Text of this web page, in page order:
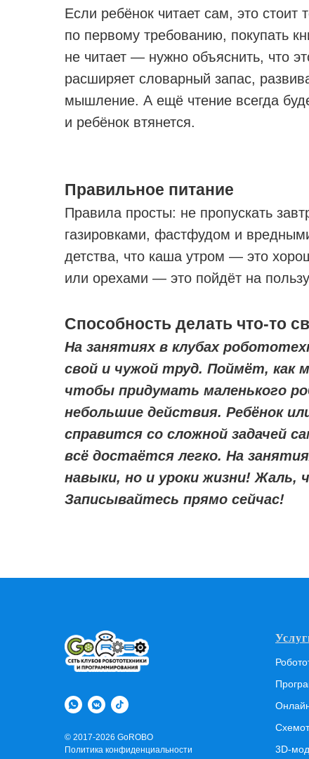
Если ребёнок читает сам, это стоит
по первому требованию, покупать
не читает — нужно объяснить, что
расширяет словарный запас,
мышление. А ещё чтение всегда
и ребёнок втянется.
Правильное питание
Правила просты: не пропускать
газировками, фастфудом и
детства, что каша утром — это
или орехами — это пойдёт на
Способность делать что-то
На занятиях в клубах
свой и чужой труд. Поймёт, как
чтобы придумать маленького
небольшие действия. Ребёнок
справится со сложной задачей
всё достаётся легко. На
навыки, но и уроки жизни!
Записывайтесь прямо сейчас!
© 2017-2026 GoROBO
Политика конфиденциальности
3D-